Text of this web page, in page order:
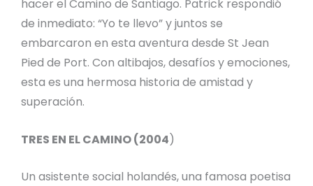
hacer el Camino de Santiago. Patrick respondió
de inmediato: “Yo te llevo” y juntos se
embarcaron en esta aventura desde St Jean
Pied de Port. Con altibajos, desafíos y emociones,
esta es una hermosa historia de amistad y
superación.
TRES EN EL CAMINO (2004)
Un asistente social holandés, una famosa poetisa